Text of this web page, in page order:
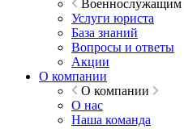
Военнослужащим
Услуги юриста
База знаний
Вопросы и ответы
Акции
О компании
О компании
О нас
Наша команда